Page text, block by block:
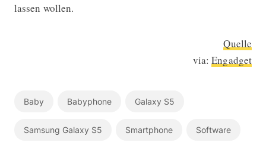
lassen wollen.
Quelle
via:Engadget
Baby Babyphone Galaxy S5
Samsung Galaxy S5 Smartphone Software